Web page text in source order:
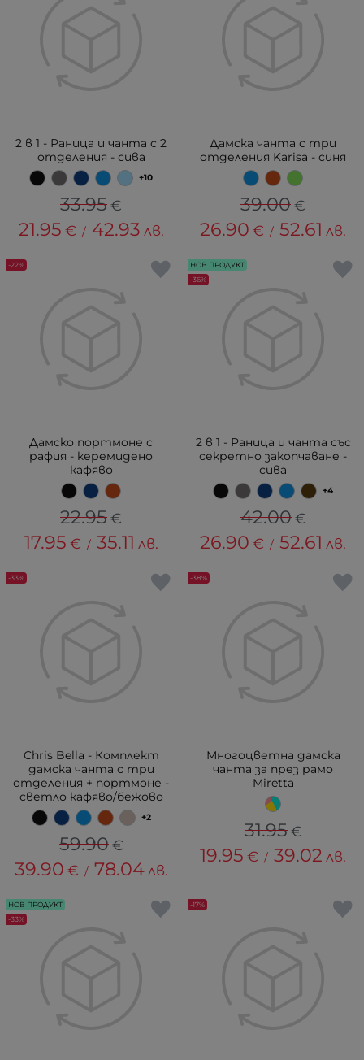
2 в 1 - Раница и чанта с 2
отделения - сива
+10
33.95€
21.95 € / 42.93 лв.
Дамска чанта с три
отделения Karisa - синя
39.00€
26.90 € / 52.61 лв.
Дамско портмоне с
рафия - керемидено
кафяво
22.95€
17.95 € / 35.11 лв.
-22%
2 в 1 - Раница и чанта със
секретно закопчаване -
сива
+4
42.00 €
26.90 € / 52.61 лв.
НОВ ПРОДУКТ
-36%
Chris Bella - Комплект
дамска чанта с три
отделения + портмоне -
светло кафяво/бежово
+2
59.90 €
39.90 € / 78.04 лв.
-33%
Многоцветна дамска
чанта за през рамо
Miretta
31.95 €
19.95 € / 39.02 лв.
-38%
НОВ ПРОДУКТ
-33%
-17%